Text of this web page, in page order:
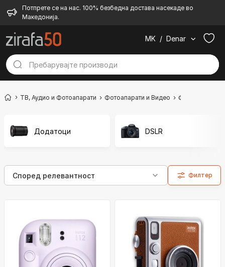
Потпрете се на нас. 100% безбедна достава насекаде во
Македонија.
MK / Denar
ТВ, Аудио и Фотоапарати Фотоапарати и Видео
Додатоци DSLR
Филтер